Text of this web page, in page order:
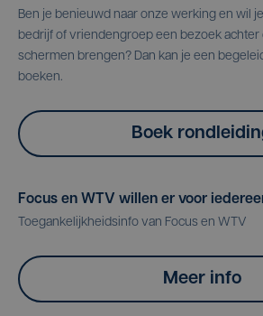
Ben je benieuwd naar onze werking en wil
bedrijf of vriendengroep een bezoek achter
schermen brengen? Dan kan je een
boeken.
Boek
Focus en WTV willen er voor
Toegankelijkheidsinfo van Focus en WTV
Meer info